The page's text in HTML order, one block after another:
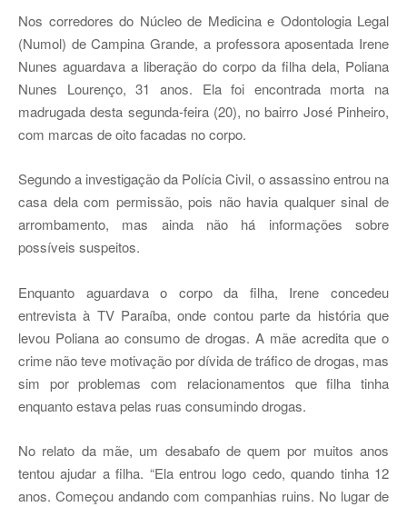
Nos corredores do Núcleo de Medicina e Odontologia Legal
(Numol) de Campina Grande, a professora aposentada Irene
Nunes aguardava a liberação do corpo da filha dela, Poliana
Nunes Lourenço, 31 anos. Ela foi encontrada morta na
madrugada desta segunda-feira (20), no bairro José Pinheiro,
com marcas de oito facadas no corpo.
Segundo a investigação da Polícia Civil, o assassino entrou na
casa dela com permissão, pois não havia qualquer sinal de
arrombamento, mas ainda não há informações sobre
possíveis suspeitos.
Enquanto aguardava o corpo da filha, Irene concedeu
entrevista à TV Paraíba, onde contou parte da história que
levou Poliana ao consumo de drogas. A mãe acredita que o
crime não teve motivação por dívida de tráfico de drogas, mas
sim por problemas com relacionamentos que filha tinha
enquanto estava pelas ruas consumindo drogas.
No relato da mãe, um desabafo de quem por muitos anos
tentou ajudar a filha. “Ela entrou logo cedo, quando tinha 12
anos. Começou andando com companhias ruins. No lugar de